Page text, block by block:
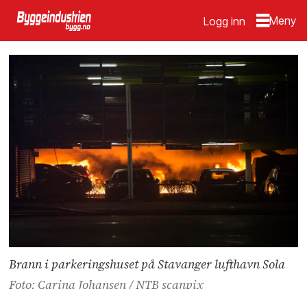
Logg inn
Brann i parkeringshuset på Stavanger lufthavn Sola
Foto: Carina Johansen / NTB scanpix